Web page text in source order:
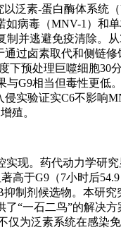
泛素-蛋白酶体系统（
病毒（MNV-1）和
制并逃避免疫清除。
过卤素取代和侧链修
下预处理巨噬细胞30
与G9相当但毒性更低
实验证实C6不影响
殖。
现。药代动力学研
高于G9（7小时后54.9
制剂候选物。本研究
“一石二鸟”的解决方
仅为泛素系统在感染